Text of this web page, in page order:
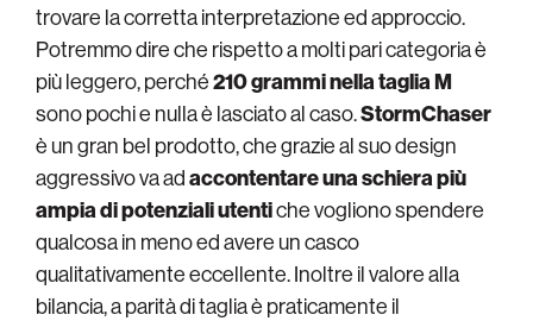
trovare la corretta interpretazione ed approccio.
Potremmo dire che rispetto a molti pari categoria è
più leggero, perché210 grammi nella taglia M
sono pochi e nulla è lasciato al caso.StormChaser
è un gran bel prodotto, che grazie al suo design
aggressivo va adaccontentare una schiera più
ampia di potenziali utentiche vogliono spendere
qualcosa in meno ed avere un casco
qualitativamente eccellente. Inoltre il valore alla
bilancia, a parità di taglia è praticamente il